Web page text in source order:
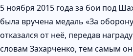
5 ноября 2015 года за бои под
была вручена медаль «За
отказался от неё, передав
словам Захарченко, тем самым